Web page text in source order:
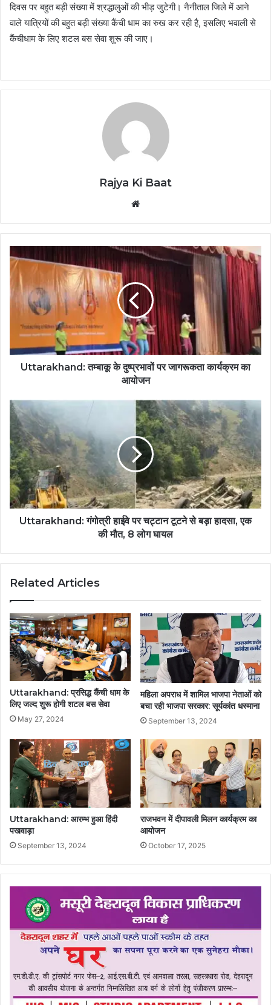
दिवस पर बहुत बड़ी संख्या में श्रद्धालुओं की भीड़ जुटेगी। नैनीताल जिले में आने
वाले यात्रियों की बहुत बड़ी संख्या कैंची धाम का रुख कर रही है, इसलिए भवाली से
कैंचीधाम के लिए शटल बस सेवा शुरू की जाए।
Rajya Ki Baat
Uttarakhand: तम्बाकू के दुष्प्रभावों पर जागरूकता कार्यक्रम का
आयोजन
Uttarakhand: गंगोत्री हाईवे पर चट्टान टूटने से बड़ा हादसा, एक
की मौत, 8 लोग घायल
Related Articles
Uttarakhand: प्रसिद्ध कैंची धाम के
लिए जल्द शुरू होगी शटल बस सेवा
May 27, 2024
महिला अपराध में शामिल भाजपा नेताओं को
बचा रही भाजपा सरकार: सूर्यकांत धस्माना
September 13, 2024
Uttarakhand: आरम्भ हुआ हिंदी
पखवाड़ा
September 13, 2024
राजभवन में दीपावली मिलन कार्यक्रम का
आयोजन
October 17, 2025